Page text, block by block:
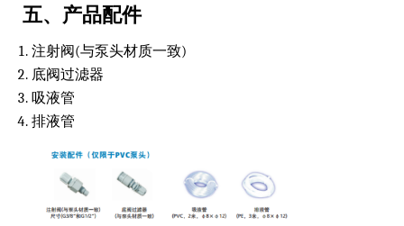
五、产品配件
注射阀(与泵头材质一致)
底阀过滤器
吸液管
排液管